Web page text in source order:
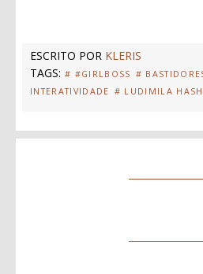
ESCRITO POR KLERIS
TAGS: # #GIRLBOSS #
INTERATIVIDADE # LUDIMILA